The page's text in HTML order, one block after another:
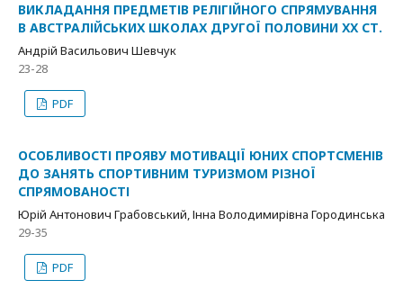
ВИКЛАДАННЯ ПРЕДМЕТІВ РЕЛІГІЙНОГО СПРЯМУВАННЯ
В АВСТРАЛІЙСЬКИХ ШКОЛАХ ДРУГОЇ ПОЛОВИНИ ХХ СТ.
Андрій Васильович Шевчук
23-28
PDF
ОСОБЛИВОСТІ ПРОЯВУ МОТИВАЦІЇ ЮНИХ СПОРТСМЕНІВ
ДО ЗАНЯТЬ СПОРТИВНИМ ТУРИЗМОМ РІЗНОЇ
СПРЯМОВАНОСТІ
Юрій Антонович Грабовський, Інна Володимирівна Городинська
29-35
PDF